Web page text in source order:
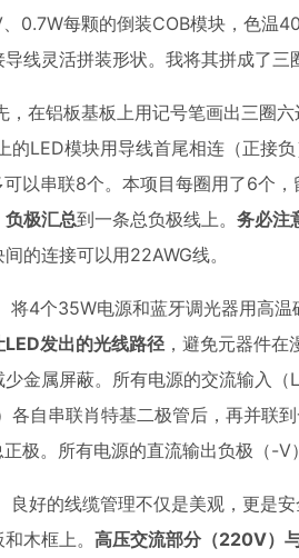
0.7W每颗的倒装COB模块，色温
线灵活拼装形状。我将其拼成了三
，在铝板基板上用记号笔画出三圈
的LED模块用导线首尾相连（正接
以串联8个。本项目每圈用了6个
负极汇总到一条总负极线上。 务必注
的连接可以用22AWG线。
将4个35W电源和蓝牙调光器用高
LED发出的光线路径，避免元器件在
金属屏蔽。所有电源的交流输入
各自串联肖特基二极管后，再并联
极。所有电源的直流输出负极（-
良好的线缆管理不仅是美观，更是
木框上。 高压交流部分（220V）